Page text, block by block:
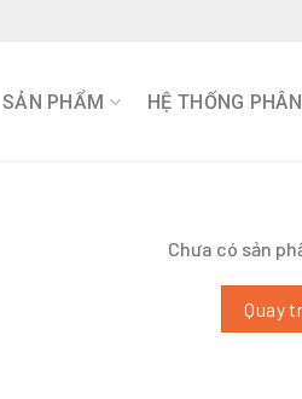
SẢN PHẨM HỆ THỐNG
Chưa có sản
Quay